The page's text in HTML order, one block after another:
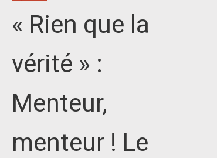
« Rien que la
vérité » :
Menteur,
menteur ! Le